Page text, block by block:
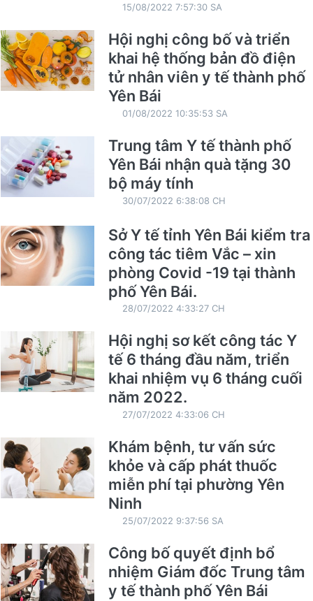
15/08/2022 7:57:30 SA
Hội nghị công bố và triển
khai hệ thống bản đồ điện
tử nhân viên y tế thành phố
Yên Bái
01/08/2022 10:35:53 SA
Trung tâm Y tế thành phố
Yên Bái nhận quà tặng 30
bộ máy tính
30/07/2022 6:38:08 CH
Sở Y tế tỉnh Yên Bái kiểm tra
công tác tiêm Vắc – xin
phòng Covid -19 tại thành
phố Yên Bái.
28/07/2022 4:33:27 CH
Hội nghị sơ kết công tác Y
tế 6 tháng đầu năm, triển
khai nhiệm vụ 6 tháng cuối
năm 2022.
27/07/2022 4:33:06 CH
Khám bệnh, tư vấn sức
khỏe và cấp phát thuốc
miễn phí tại phường Yên
Ninh
25/07/2022 9:37:56 SA
Công bố quyết định bổ
nhiệm Giám đốc Trung tâm
y tế thành phố Yên Bái